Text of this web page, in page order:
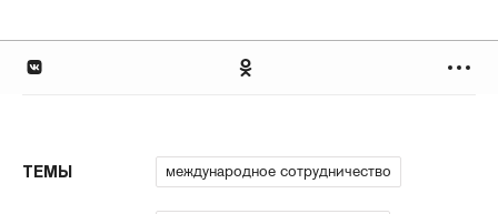
ТЕМЫ международное сотрудничество